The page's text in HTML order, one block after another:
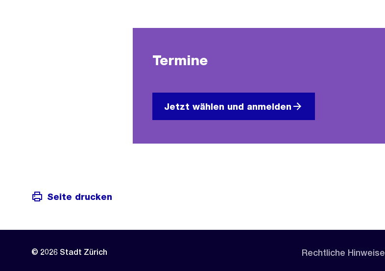
Termine
Jetzt wählen und anmelden
Seite drucken
© 2026 Stadt Zürich Rechtliche Hinweise